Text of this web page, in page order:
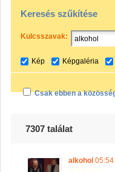
Keresés szűkítése
Kulcsszavak:
Kép Képgaléria
Csak ebben a
7307 találat
alkohol